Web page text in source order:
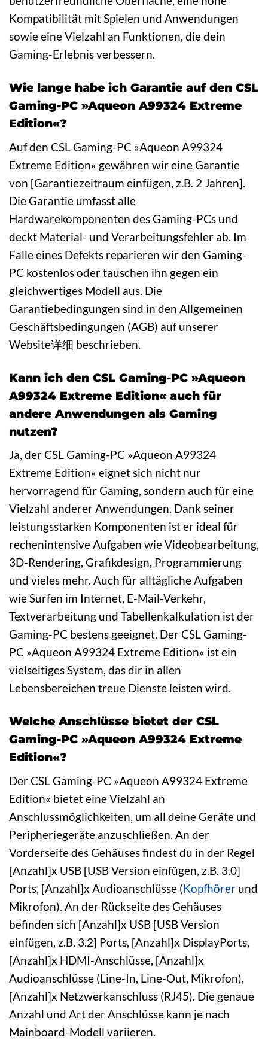
Kompatibilität mit Spielen und Anwendungen
sowie eine Vielzahl an Funktionen, die dein
Gaming-Erlebnis verbessern.
Wie lange habe ich Garantie auf den CSL
Gaming-PC »Aqueon A99324 Extreme
Edition«?
Auf den CSL Gaming-PC »Aqueon A99324
Extreme Edition« gewähren wir eine Garantie
von [Garantiezeitraum einfügen, z.B. 2 Jahren].
Die Garantie umfasst alle
Hardwarekomponenten des Gaming-PCs und
deckt Material- und Verarbeitungsfehler ab. Im
Falle eines Defekts reparieren wir den Gaming-
PC kostenlos oder tauschen ihn gegen ein
gleichwertiges Modell aus. Die
Garantiebedingungen sind in den Allgemeinen
Geschäftsbedingungen (AGB) auf unserer
Website详细 beschrieben.
Kann ich den CSL Gaming-PC »Aqueon
A99324 Extreme Edition« auch für
andere Anwendungen als Gaming
nutzen?
Ja, der CSL Gaming-PC »Aqueon A99324
Extreme Edition« eignet sich nicht nur
hervorragend für Gaming, sondern auch für eine
Vielzahl anderer Anwendungen. Dank seiner
leistungsstarken Komponenten ist er ideal für
rechenintensive Aufgaben wie Videobearbeitung,
3D-Rendering, Grafikdesign, Programmierung
und vieles mehr. Auch für alltägliche Aufgaben
wie Surfen im Internet, E-Mail-Verkehr,
Textverarbeitung und Tabellenkalkulation ist der
Gaming-PC bestens geeignet. Der CSL Gaming-
PC »Aqueon A99324 Extreme Edition« ist ein
vielseitiges System, das dir in allen
Lebensbereichen treue Dienste leisten wird.
Welche Anschlüsse bietet der CSL
Gaming-PC »Aqueon A99324 Extreme
Edition«?
Der CSL Gaming-PC »Aqueon A99324 Extreme
Edition« bietet eine Vielzahl an
Anschlussmöglichkeiten, um all deine Geräte und
Peripheriegeräte anzuschließen. An der
Vorderseite des Gehäuses findest du in der Regel
[Anzahl]x USB [USB Version einfügen, z.B. 3.0]
Ports, [Anzahl]x Audioanschlüsse (Kopfhörer und
Mikrofon). An der Rückseite des Gehäuses
befinden sich [Anzahl]x USB [USB Version
einfügen, z.B. 3.2] Ports, [Anzahl]x DisplayPorts,
[Anzahl]x HDMI-Anschlüsse, [Anzahl]x
Audioanschlüsse (Line-In, Line-Out, Mikrofon),
[Anzahl]x Netzwerkanschluss (RJ45). Die genaue
Anzahl und Art der Anschlüsse kann je nach
Mainboard-Modell variieren.